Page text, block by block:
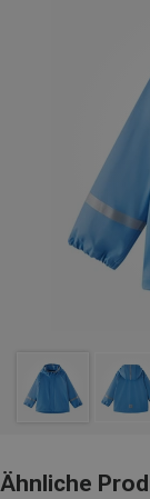
Ähnliche